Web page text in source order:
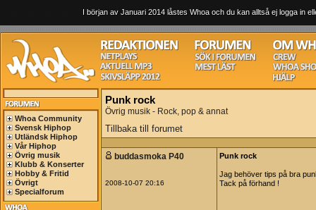
I början av Januari 2014 låstes Whoa och du kan alltså ej logga in
Whoa Community
Svensk Hiphop
Utländsk Hiphop
Vår Hiphop
Övrig musik
Klubb & Konserter
Hobby & Fritid
Övrigt
Specialforum
Punk rock
Övrig musik - Rock, pop & annat
Tillbaka till forumet
buddasmoka P40
2008-10-07 20:16
Punk rock
Jag behöver tips på bra
Tack på förhand !